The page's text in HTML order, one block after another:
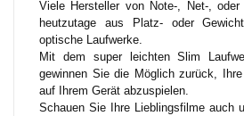
Viele Hersteller von Note-, Net-, oder
heutzutage aus Platz- oder
optische Laufwerke.
Mit dem super leichten Slim
gewinnen Sie die Möglich zurück,
auf Ihrem Gerät abzuspielen.
Schauen Sie Ihre Lieblingsfilme auch